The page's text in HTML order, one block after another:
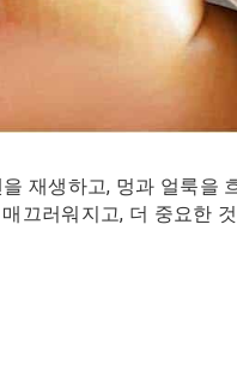
재생하고, 멍과 얼룩을
끄러워지고, 더 중요한